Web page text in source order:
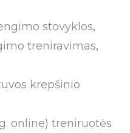
stovyklos,
treniravimas,
krepšinio
online) treniruotės